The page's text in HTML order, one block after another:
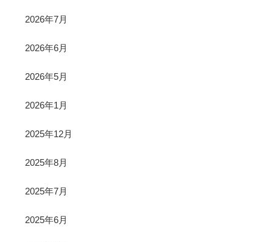
2026年7月
2026年6月
2026年5月
2026年1月
2025年12月
2025年8月
2025年7月
2025年6月